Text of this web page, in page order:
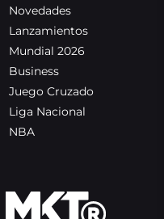
Novedades
Lanzamientos
Mundial 2026
Business
Juego Cruzado
Liga Nacional
NBA